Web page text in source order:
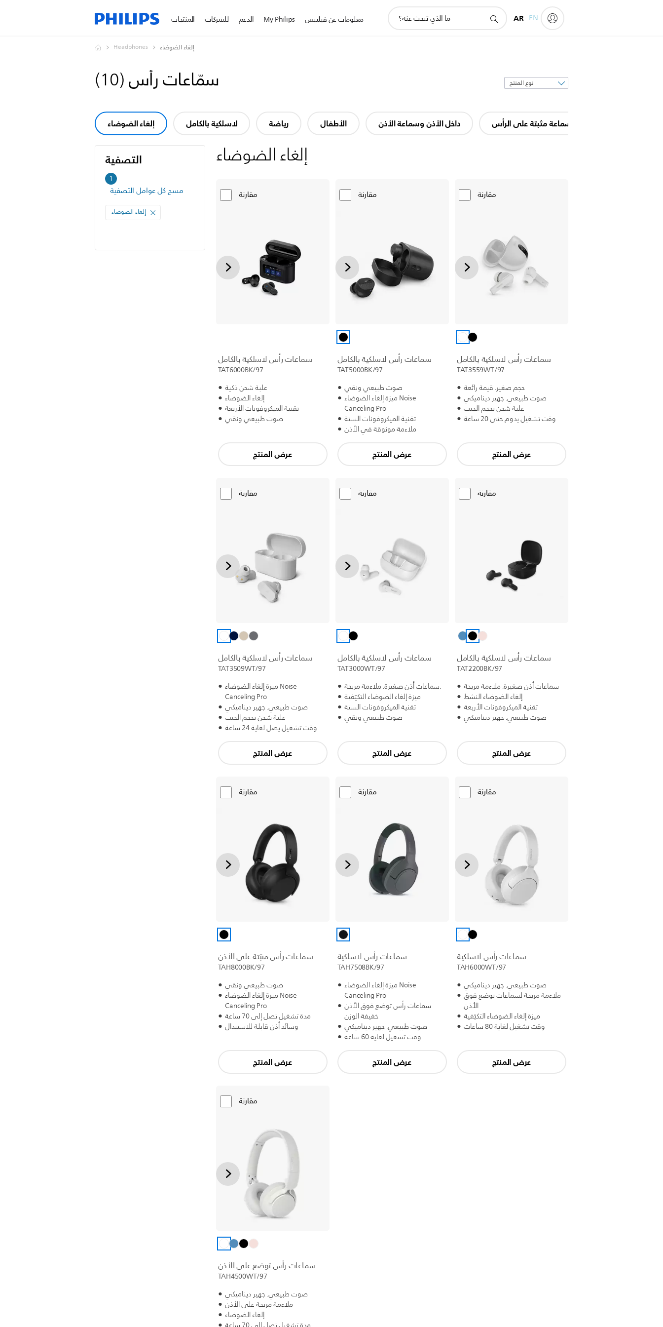
المنتجات للشركات الدعم My Philips معلومات عن فيليبس
دعم
AR EN
Headphones إلغاء الضوضاء
سمّاعات رأس(
10
)
فرز
حسب
إلغاء الضوضاء لاسلكية بالكامل رياضة الأطفال داخل الأذن وسماعة الأذن سماعة مثبتة على الرأس
التصفية
1
مسح كل عوامل التصفية
إلغاء الضوضاء
إلغاء الضوضاء
مقارنة
سماعات رأس لاسلكية بالكامل
TAT6000BK/97
علبة شحن ذكية
إلغاء الضوضاء
تقنية الميكروفونات الأربعة
صوت طبيعي ونقي
عرض المنتج
مقارنة
سماعات رأس لاسلكية بالكامل
TAT5000BK/97
صوت طبيعي ونقي
ميزة إلغاء الضوضاء Noise
Canceling Pro
تقنية الميكروفونات الستة
ملاءمة موثوقة في الأذن
عرض المنتج
مقارنة
سماعات رأس لاسلكية بالكامل
TAT3559WT/97
حجم صغير. قيمة رائعة
صوت طبيعي. جهير ديناميكي
علبة شحن بحجم الجيب
وقت تشغيل يدوم حتى 20 ساعة
عرض المنتج
مقارنة
سماعات رأس لاسلكية بالكامل
TAT3509WT/97
ميزة إلغاء الضوضاء Noise
Canceling Pro
صوت طبيعي. جهير ديناميكي
علبة شحن بحجم الجيب
وقت تشغيل يصل لغاية 24 ساعة
عرض المنتج
مقارنة
سماعات رأس لاسلكية بالكامل
TAT3000WT/97
سماعات أذن صغيرة. ملاءمة مريحة.
ميزة إلغاء الضوضاء التكيّفية
تقنية الميكروفونات الستة
صوت طبيعي ونقي
عرض المنتج
مقارنة
سماعات رأس لاسلكية بالكامل
TAT2200BK/97
سماعات أذن صغيرة. ملاءمة مريحة
إلغاء الضوضاء النشط
تقنية الميكروفونات الأربعة
صوت طبيعي. جهير ديناميكي
عرض المنتج
مقارنة
سماعات رأس مثبّتة على الأذن
TAH8000BK/97
صوت طبيعي ونقي
ميزة إلغاء الضوضاء Noise
Canceling Pro
مدة تشغيل تصل إلى 70 ساعة
وسائد أذن قابلة للاستبدال
عرض المنتج
مقارنة
سماعات رأس لاسلكية
TAH7508BK/97
ميزة إلغاء الضوضاء Noise
Canceling Pro
سماعات رأس توضع فوق الأذن
خفيفة الوزن
صوت طبيعي. جهير ديناميكي
وقت تشغيل لغاية 60 ساعة
عرض المنتج
مقارنة
سماعات رأس لاسلكية
TAH6000WT/97
صوت طبيعي. جهير ديناميكي
ملاءمة مريحة لسماعات توضع فوق
الأذن
ميزة إلغاء الضوضاء التكيّفية
وقت تشغيل لغاية 80 ساعات
عرض المنتج
مقارنة
سماعات رأس توضع على الأذن
TAH4500WT/97
صوت طبيعي. جهير ديناميكي
ملاءمة مريحة على الأذن
إلغاء الضوضاء